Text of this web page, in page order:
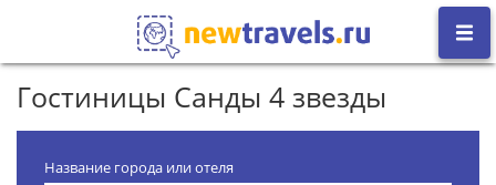
Гостиницы Санды 4 звезды
Название города или отеля